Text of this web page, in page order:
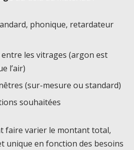
phonique, retardateur
les vitrages (argon est
l’air)
(sur-mesure ou standard)
souhaitées
faire varier le montant total,
unique en fonction des besoins